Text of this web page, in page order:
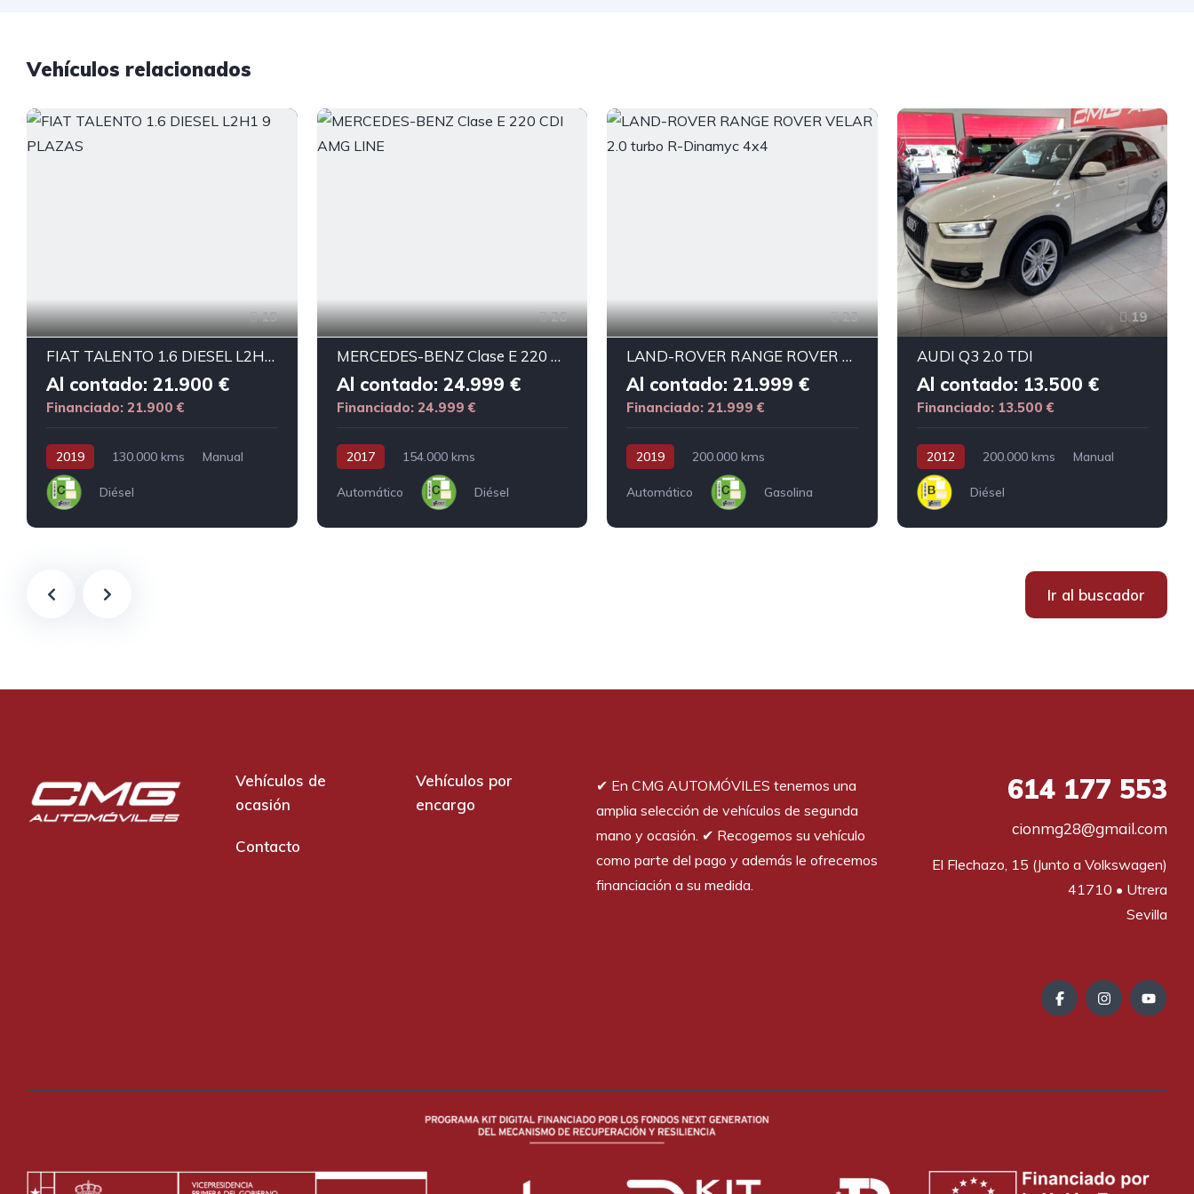
Vehículos relacionados
19
FIAT TALENTO 1.6 DIESEL L2H1 9 PLAZAS
Al contado: 21.900 €
Financiado: 21.900 €
2019 130.000 kms Manual
Diésel
26
MERCEDES-BENZ Clase E 220 CDI AMG LINE
Al contado: 24.999 €
Financiado: 24.999 €
2017 154.000 kms
Automático Diésel
23
LAND-ROVER RANGE ROVER VELAR 2.0 turbo R-Dinamyc 4x4
Al contado: 21.999 €
Financiado: 21.999 €
2019 200.000 kms
Automático Gasolina
19
AUDI Q3 2.0 TDI
Al contado: 13.500 €
Financiado: 13.500 €
2012 200.000 kms Manual
Diésel
Ir al buscador
Vehículos de
ocasión
Vehículos por
encargo
Contacto
✔︎ En CMG AUTOMÓVILES tenemos una
amplia selección de vehículos de segunda
mano y ocasión. ✔︎ Recogemos su vehículo
como parte del pago y además le ofrecemos
financiación a su medida.
614177 553
cionmg28@gmail.com
El Flechazo, 15 (Junto a Volkswagen)
41710 • Utrera
Sevilla